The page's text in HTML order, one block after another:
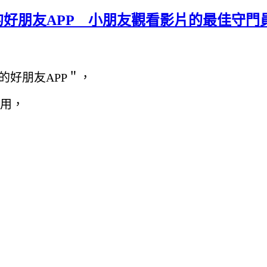
好朋友APP 小朋友觀看影片的最佳守門
好朋友APP＂，
，